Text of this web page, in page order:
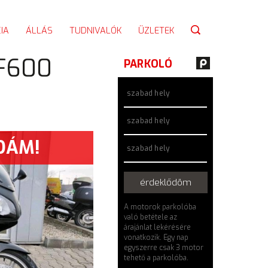
ÁLLÁS TUDNIVALÓK ÜZLETEK
PARKOLÓ
szabad hely
szabad hely
szabad hely
érdeklődöm
A motorok parkolóba
való betétele az
árajánlat lekérésére
vonatkozik. Egy nap
egyszerre csak 3 motor
tehető a parkolóba.